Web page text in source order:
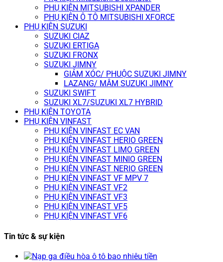
PHỤ KIỆN MITSUBISHI XPANDER
PHỤ KIỆN Ô TÔ MITSUBISHI XFORCE
PHỤ KIỆN SUZUKI
SUZUKI CIAZ
SUZUKI ERTIGA
SUZUKI FRONX
SUZUKI JIMNY
GIẢM XÓC/ PHUỘC SUZUKI JIMNY
LAZANG/ MÂM SUZUKI JIMNY
SUZUKI SWIFT
SUZUKI XL7/SUZUKI XL7 HYBRID
PHỤ KIỆN TOYOTA
PHỤ KIỆN VINFAST
PHỤ KIỆN VINFAST EC VAN
PHỤ KIỆN VINFAST HERIO GREEN
PHỤ KIỆN VINFAST LIMO GREEN
PHỤ KIỆN VINFAST MINIO GREEN
PHỤ KIỆN VINFAST NERIO GREEN
PHỤ KIỆN VINFAST VF MPV 7
PHỤ KIỆN VINFAST VF2
PHỤ KIỆN VINFAST VF3
PHỤ KIỆN VINFAST VF5
PHỤ KIỆN VINFAST VF6
Tin tức & sự kiện